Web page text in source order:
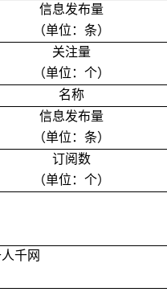
信息发布量
（单位：条）
关注量
（单位：个）
名称
信息发布量
（单位：条）
订阅数
（单位：个）
千网